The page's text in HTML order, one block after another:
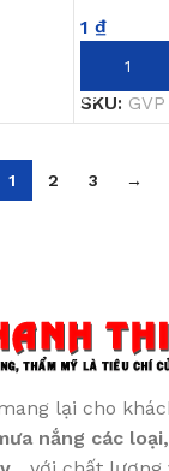
1 ₫
THÊM
SKU:
1 2 3 →
lại cho
nắng các loại